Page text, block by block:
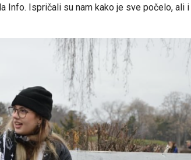
Info. Ispričali su nam kako je sve počelo, ali i